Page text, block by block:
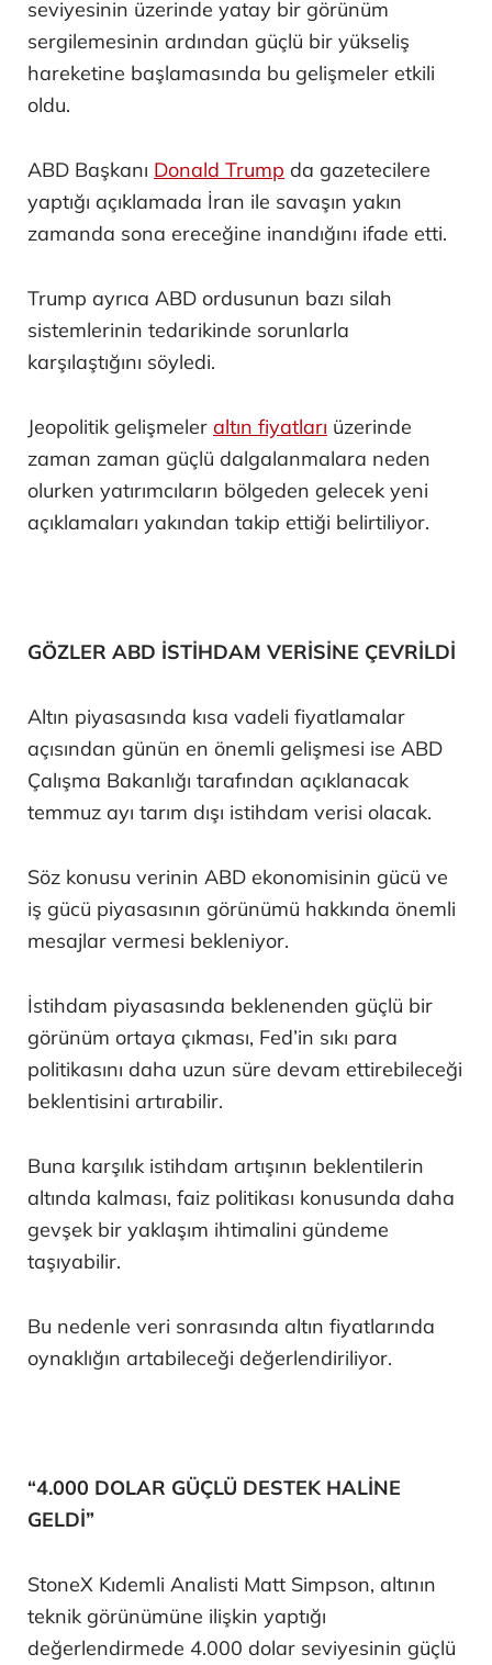
seviyesinin üzerinde yatay bir görünüm
sergilemesinin ardından güçlü bir yükseliş
hareketine başlamasında bu gelişmeler etkili
oldu.
ABD Başkanı Donald Trump da gazetecilere
yaptığı açıklamada İran ile savaşın yakın
zamanda sona ereceğine inandığını ifade etti.
Trump ayrıca ABD ordusunun bazı silah
sistemlerinin tedarikinde sorunlarla
karşılaştığını söyledi.
Jeopolitik gelişmeler altın fiyatları üzerinde
zaman zaman güçlü dalgalanmalara neden
olurken yatırımcıların bölgeden gelecek yeni
açıklamaları yakından takip ettiği belirtiliyor.
GÖZLER ABD İSTİHDAM VERİSİNE ÇEVRİLDİ
Altın piyasasında kısa vadeli fiyatlamalar
açısından günün en önemli gelişmesi ise ABD
Çalışma Bakanlığı tarafından açıklanacak
temmuz ayı tarım dışı istihdam verisi olacak.
Söz konusu verinin ABD ekonomisinin gücü ve
iş gücü piyasasının görünümü hakkında önemli
mesajlar vermesi bekleniyor.
İstihdam piyasasında beklenenden güçlü bir
görünüm ortaya çıkması, Fed’in sıkı para
politikasını daha uzun süre devam ettirebileceği
beklentisini artırabilir.
Buna karşılık istihdam artışının beklentilerin
altında kalması, faiz politikası konusunda daha
gevşek bir yaklaşım ihtimalini gündeme
taşıyabilir.
Bu nedenle veri sonrasında altın fiyatlarında
oynaklığın artabileceği değerlendiriliyor.
“4.000 DOLAR GÜÇLÜ DESTEK HALİNE
GELDİ”
StoneX Kıdemli Analisti Matt Simpson, altının
teknik görünümüne ilişkin yaptığı
değerlendirmede 4.000 dolar seviyesinin güçlü